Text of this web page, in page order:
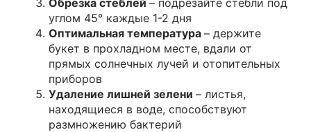
углом 45° каждые 1-2 дня
Оптимальная температура – держите
букет в прохладном месте, вдали от
прямых солнечных лучей и отопительных
приборов
Удаление лишней зелени – листья,
находящиеся в воде, способствуют
размножению бактерий